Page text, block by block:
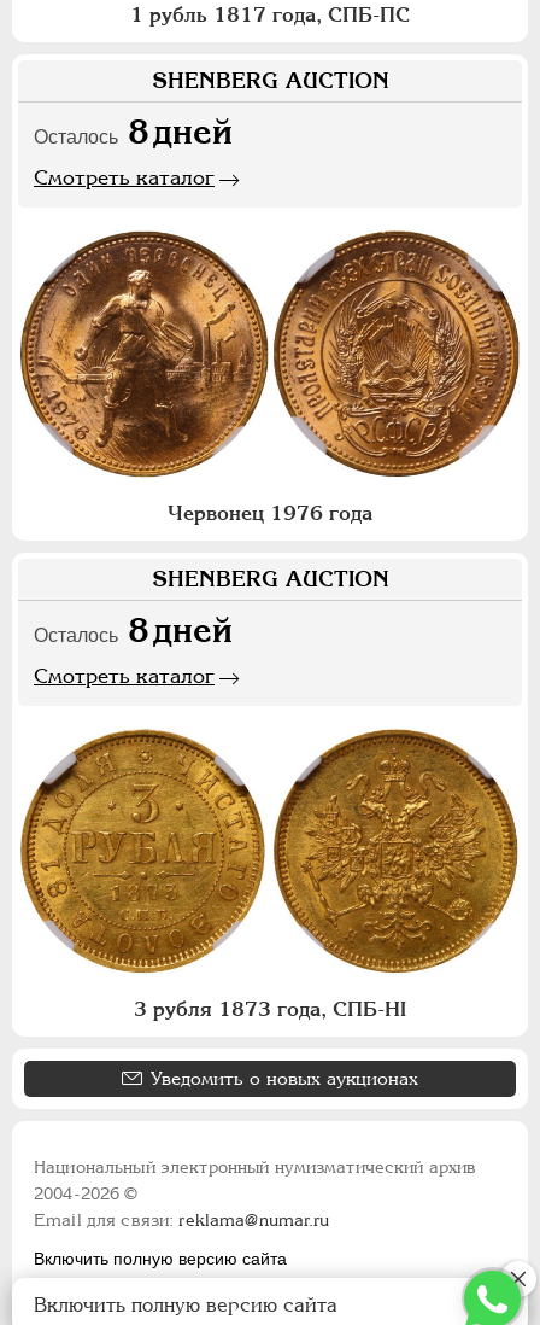
1 рубль 1817 года, СПБ-ПС
SHENBERG AUCTION
Осталось 8дней
Смотреть каталог
Червонец 1976 года
SHENBERG AUCTION
Осталось 8дней
Смотреть каталог
3 рубля 1873 года, СПБ-НI
Уведомить о новых аукционах
Национальный электронный нумизматический архив
2004-2026 ©
Email для связи:reklama@numar.ru
Включить полную версию сайта
Включить полную версию сайта